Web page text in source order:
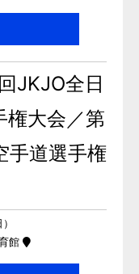
JKJO全日
権大会／第
手道選手権
館